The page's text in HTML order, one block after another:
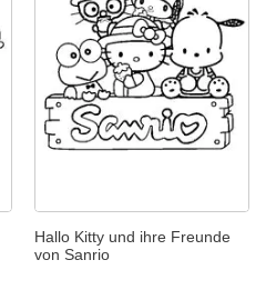
Hallo Kitty und ihre Freunde
von Sanrio